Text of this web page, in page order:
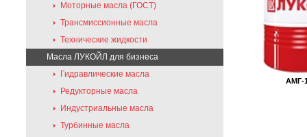
Моторные масла (ГОСТ)
Трансмиссионные масла
Технические жидкости
Масла ЛУКОЙЛ для бизнеса
Гидравлические масла
Редукторные масла
Индустриальные масла
Турбинные масла
АМГ-